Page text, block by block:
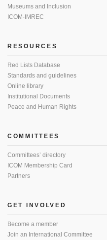
Museums and Inclusion
ICOM-IMREC
RESOURCES
Red Lists Database
Standards and guidelines
Online library
Institutional Documents
Peace and Human Rights
COMMITTEES
Committees’ directory
ICOM Membership Card
Partners
GET INVOLVED
Become a member
Join an International Committee